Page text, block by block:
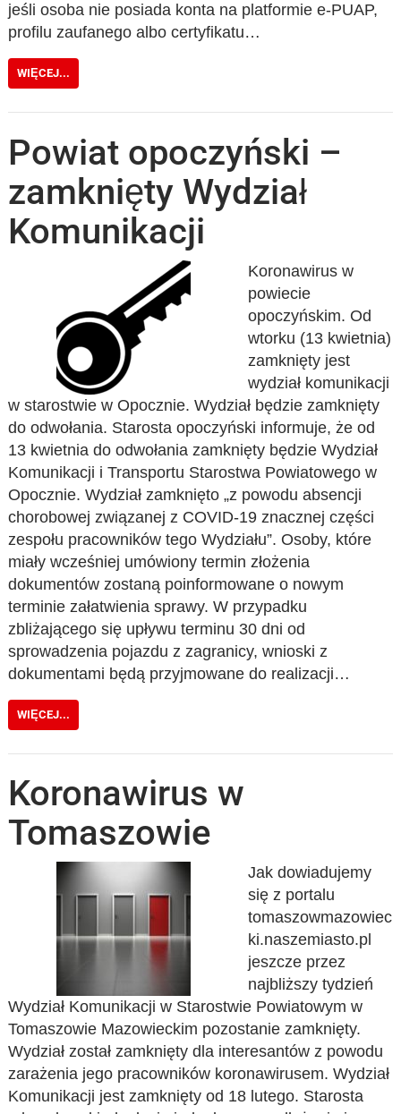
jeśli osoba nie posiada konta na platformie e-PUAP,
profilu zaufanego albo certyfikatu…
WIĘCEJ...
Powiat opoczyński –
zamknięty Wydział
Komunikacji
Koronawirus w
powiecie
opoczyńskim. Od
wtorku (13 kwietnia)
zamknięty jest
wydział komunikacji
w starostwie w Opocznie. Wydział będzie zamknięty
do odwołania. Starosta opoczyński informuje, że od
13 kwietnia do odwołania zamknięty będzie Wydział
Komunikacji i Transportu Starostwa Powiatowego w
Opocznie. Wydział zamknięto „z powodu absencji
chorobowej związanej z COVID-19 znacznej części
zespołu pracowników tego Wydziału”. Osoby, które
miały wcześniej umówiony termin złożenia
dokumentów zostaną poinformowane o nowym
terminie załatwienia sprawy. W przypadku
zbliżającego się upływu terminu 30 dni od
sprowadzenia pojazdu z zagranicy, wnioski z
dokumentami będą przyjmowane do realizacji…
WIĘCEJ...
Koronawirus w
Tomaszowie
Jak dowiadujemy
się z portalu
tomaszowmazowiec
ki.naszemiasto.pl
jeszcze przez
najbliższy tydzień
Wydział Komunikacji w Starostwie Powiatowym w
Tomaszowie Mazowieckim pozostanie zamknięty.
Wydział został zamknięty dla interesantów z powodu
zarażenia jego pracowników koronawirusem. Wydział
Komunikacji jest zamknięty od 18 lutego. Starosta